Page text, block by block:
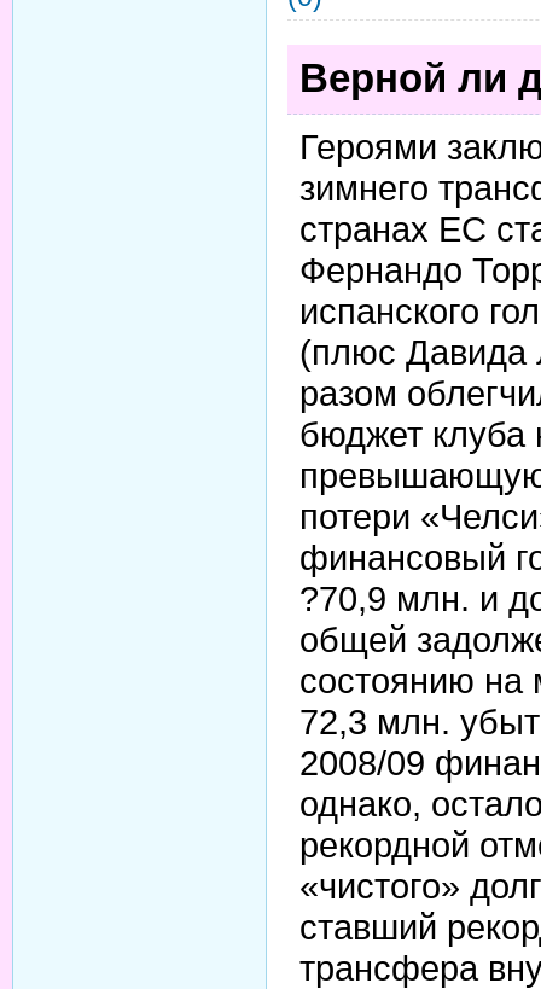
Верной ли
Героями
зимнего
странах ЕС
Фернандо
испанского
(плюс Давида
разом
бюджет клуба
потери
финансовый
?70,9 млн. и
общей
состоянию на
72,3 млн.
2008/09
однако,
рекордной
«чистого»
ставший
трансфера